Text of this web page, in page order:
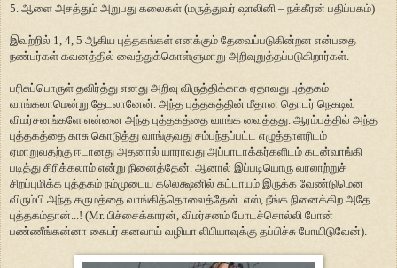
5. ஆளை அசத்தும் அறுபது கலைகள் (மருத்துவர் ஷாலினி – நக்கீரன் பதிப்பகம்)
இவற்றில் 1, 4, 5 ஆகிய புத்தகங்கள் எனக்கும் தேவைப்படுகின்றன என்பதை
நண்பர்கள் கவனத்தில் வைத்துக்கொள்ளுமாறு அறிவுறுத்தப்படுகிறார்கள்.
பரிசுப்பொருள் தவிர்த்து எனது அறிவு விருத்திக்காக ஏதாவது புத்தகம்
வாங்கலாமென்று தேடலானேன். அந்த புத்தகத்தின் மீதான தொடர் நெகடிவ்
விமர்சனங்களே என்னை அந்த புத்தகத்தை வாங்க வைத்தது. ஆரம்பத்தில் அந்த
புத்தகத்தை காசு கொடுத்து வாங்குவது சம்பந்தப்பட்ட எழுத்தாளரிடம்
ஏமாறுவதற்கு ஈடானது அதனால் யாராவது அப்பாடாக்கர்களிடம் கடன்வாங்கி
படித்து சிரிக்கலாம் என்று நினைத்தேன். ஆனால் இப்படியொரு வரலாற்றுச்
சிறப்புமிக்க புத்தகம் நம்முடைய கலெக்ஷனில் கட்டாயம் இருக்க வேண்டுமென
விரும்பி அந்த கருமத்தை வாங்கித்தொலைத்தேன். எஸ், நீங்க நினைக்கிற அதே
புத்தகம்தான்...! (Mr. பிச்சைக்காரன், விமர்சனம் போடச்சொல்லி போன்
பண்ணீங்கன்னா கைபர் கனவாய் வழியா லிபியாவுக்கு தப்பிச்சு போயிடுவேன்).